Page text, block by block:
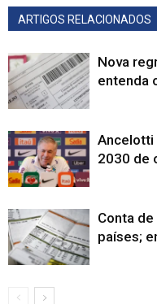
ARTIGOS RELACIONADOS
Nova
entenda
Ancelotti
2030 de
Conta
países;